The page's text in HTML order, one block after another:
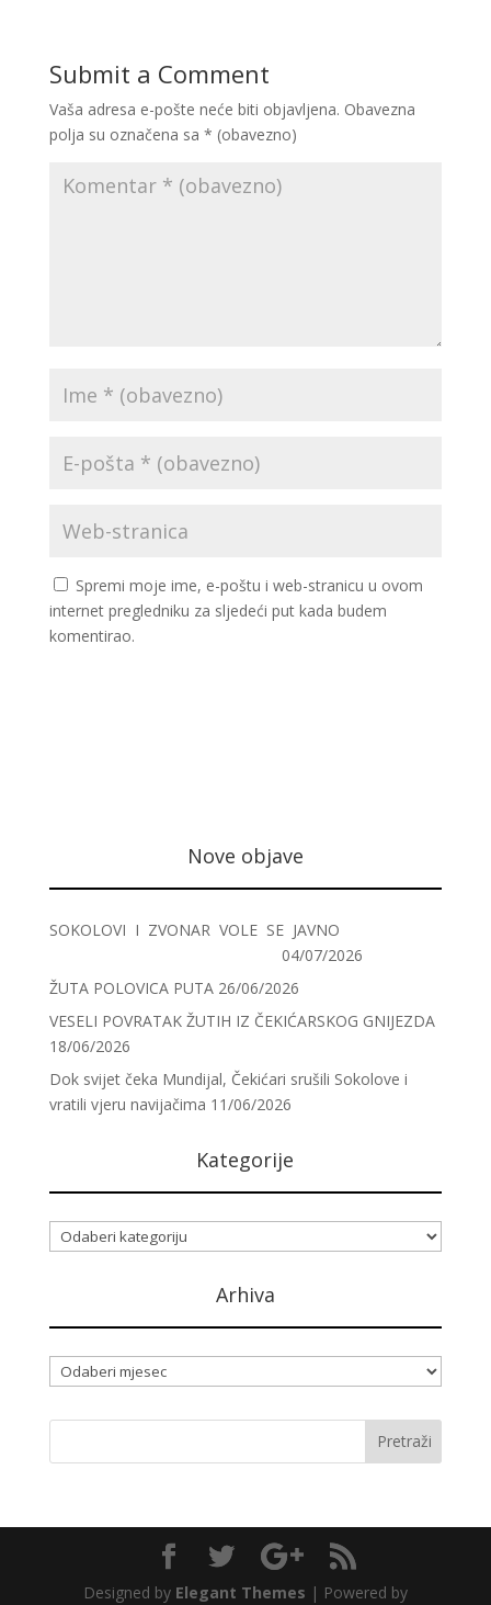
Submit a Comment
Vaša adresa e-pošte neće biti objavljena. Obavezna
polja su označena sa * (obavezno)
Spremi moje ime, e-poštu i web-stranicu u ovom
internet pregledniku za sljedeći put kada budem
komentirao.
Nove objave
SOKOLOVI I ZVONAR VOLE SE JAVNO
04/07/2026
ŽUTA POLOVICA PUTA 26/06/2026
VESELI POVRATAK ŽUTIH IZ ČEKIĆARSKOG GNIJEZDA
18/06/2026
Dok svijet čeka Mundijal, Čekićari srušili Sokolove i
vratili vjeru navijačima 11/06/2026
Kategorije
Kategorije
Arhiva
Arhiva
Designed by Elegant Themes | Powered by